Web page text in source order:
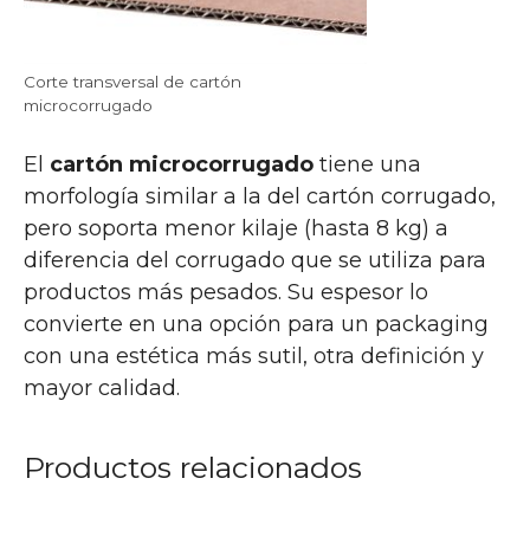
Corte transversal de cartón
microcorrugado
El cartón microcorrugado tiene una
morfología similar a la del cartón corrugado,
pero soporta menor kilaje (hasta 8 kg) a
diferencia del corrugado que se utiliza para
productos más pesados. Su espesor lo
convierte en una opción para un packaging
con una estética más sutil, otra definición y
mayor calidad.
Productos relacionados